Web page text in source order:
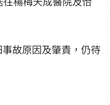
故原因及肇責，仍待